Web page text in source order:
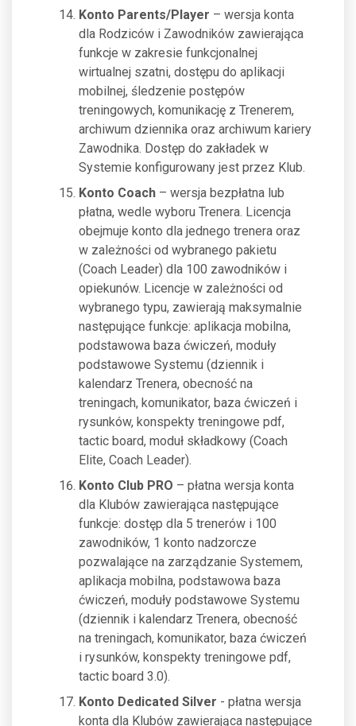
Konto Parents/Player – wersja konta
dla Rodziców i Zawodników zawierająca
funkcje w zakresie funkcjonalnej
wirtualnej szatni, dostępu do aplikacji
mobilnej, śledzenie postępów
treningowych, komunikację z Trenerem,
archiwum dziennika oraz archiwum kariery
Zawodnika. Dostęp do zakładek w
Systemie konfigurowany jest przez Klub.
Konto Coach – wersja bezpłatna lub
płatna, wedle wyboru Trenera. Licencja
obejmuje konto dla jednego trenera oraz
w zależności od wybranego pakietu
(Coach Leader) dla 100 zawodników i
opiekunów. Licencje w zależności od
wybranego typu, zawierają maksymalnie
następujące funkcje: aplikacja mobilna,
podstawowa baza ćwiczeń, moduły
podstawowe Systemu (dziennik i
kalendarz Trenera, obecność na
treningach, komunikator, baza ćwiczeń i
rysunków, konspekty treningowe pdf,
tactic board, moduł składkowy (Coach
Elite, Coach Leader).
Konto Club PRO – płatna wersja konta
dla Klubów zawierająca następujące
funkcje: dostęp dla 5 trenerów i 100
zawodników, 1 konto nadzorcze
pozwalające na zarządzanie Systemem,
aplikacja mobilna, podstawowa baza
ćwiczeń, moduły podstawowe Systemu
(dziennik i kalendarz Trenera, obecność
na treningach, komunikator, baza ćwiczeń
i rysunków, konspekty treningowe pdf,
tactic board 3.0).
Konto Dedicated Silver - płatna wersja
konta dla Klubów zawierająca następujące